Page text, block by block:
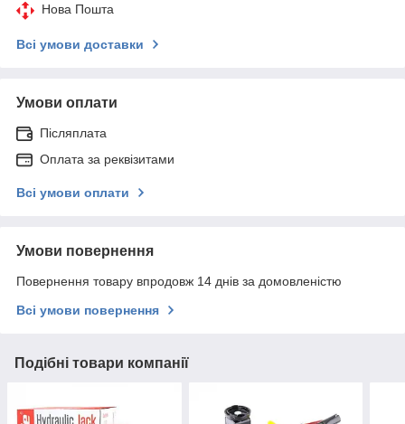
Нова Пошта
Всі умови доставки
Умови оплати
Післяплата
Оплата за реквізитами
Всі умови оплати
Умови повернення
Повернення товару впродовж 14 днів за домовленістю
Всі умови повернення
Подібні товари компанії